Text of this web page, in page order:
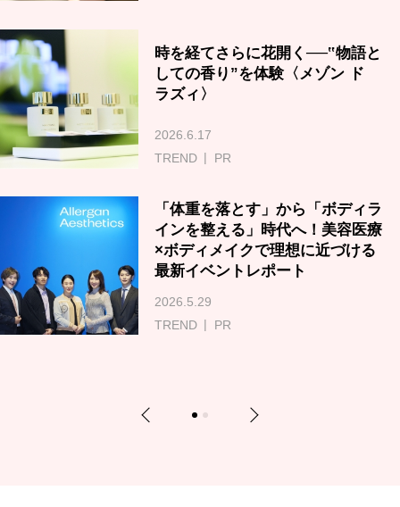
時を経てさらに花開く──‟物語と
しての香り”を体験〈メゾン ド
ラズィ〉
2026.6.17
TREND
PR
「体重を落とす」から「ボディラ
インを整える」時代へ！美容医療
×ボディメイクで理想に近づける
最新イベントレポート
2026.5.29
TREND
PR
Previous 1 2 Next